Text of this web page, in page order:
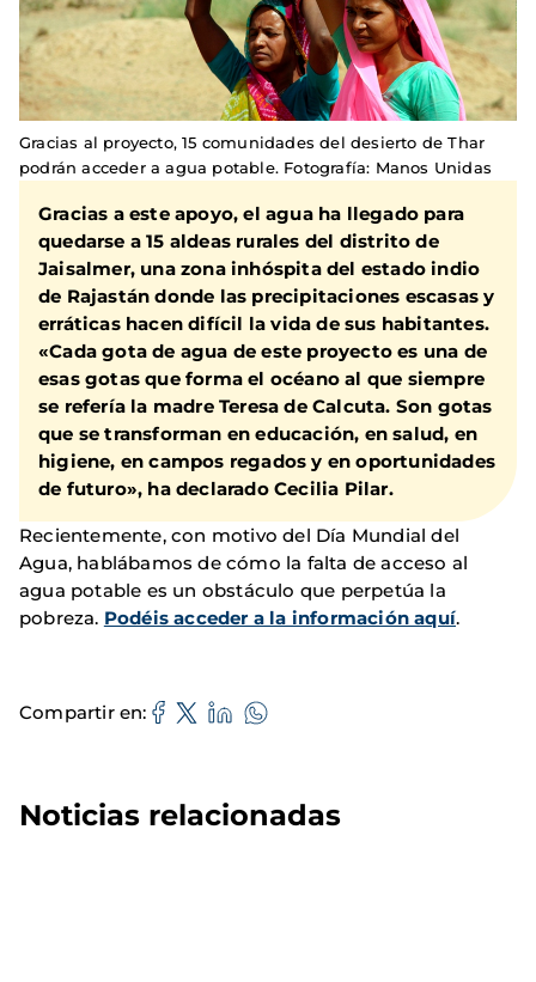
Gracias al proyecto, 15 comunidades del desierto de Thar
podrán acceder a agua potable. Fotografía: Manos Unidas
Gracias a este apoyo, el agua ha llegado para
quedarse a 15 aldeas rurales del distrito de
Jaisalmer, una zona inhóspita del estado indio
de Rajastán donde las precipitaciones escasas y
erráticas hacen difícil la vida de sus habitantes.
«Cada gota de agua de este proyecto es una de
esas gotas que forma el océano al que siempre
se refería la madre Teresa de Calcuta. Son gotas
que se transforman en educación, en salud, en
higiene, en campos regados y en oportunidades
de futuro», ha declarado Cecilia Pilar.
Recientemente, con motivo del Día Mundial del
Agua, hablábamos de cómo la falta de acceso al
agua potable es un obstáculo que perpetúa la
pobreza. Podéis acceder a la información aquí.
Compartir en
Noticias relacionadas